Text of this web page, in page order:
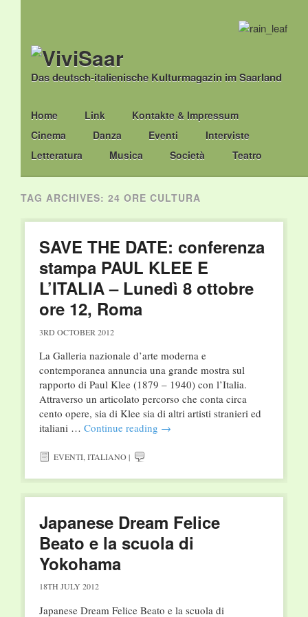
Das deutsch-italienische Kulturmagazin im Saarland
Main menu
Skip
to
content
Home Link
Kontakte & Impressum
Cinema
Danza Eventi
Interviste
Letteratura
Musica Società Teatro
TAG ARCHIVES: 24 ORE CULTURA
SAVE THE DATE: conferenza
stampa PAUL KLEE E
L’ITALIA – Lunedì 8 ottobre
ore 12, Roma
3RD OCTOBER 2012
La Galleria nazionale d’arte moderna e
contemporanea annuncia una grande mostra sul
rapporto di Paul Klee (1879 – 1940) con l’Italia.
Attraverso un articolato percorso che conta circa
cento opere, sia di Klee sia di altri artisti stranieri ed
italiani … Continue reading →
EVENTI,ITALIANO|
Japanese Dream Felice
Beato e la scuola di
Yokohama
18TH JULY 2012
Japanese Dream Felice Beato e la scuola di